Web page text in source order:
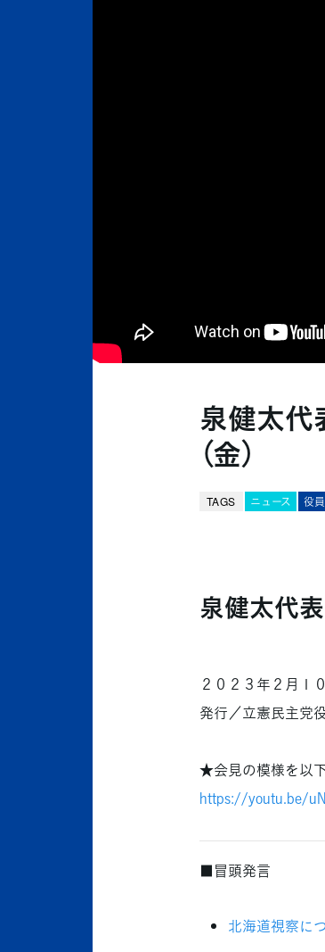
泉健太代
（金）
TAGS ニュース 役
泉健太代
２０２３年２月１
発行／立憲民主党
★会見の模様を以
https://youtu.be/
■冒頭発言
北海道視察に